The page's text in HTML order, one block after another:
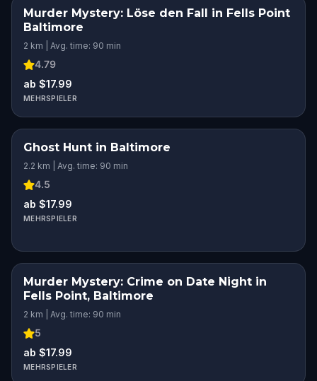
Murder Mystery: Löse den Fall in Fells Point
Baltimore
2 km | Avg. time: 90 min
4.79
ab $17.99
MEHRSPIELER
Ghost Hunt in Baltimore
2.2 km | Avg. time: 90 min
4.5
ab $17.99
MEHRSPIELER
Murder Mystery: Crime on Date Night in
Fells Point, Baltimore
2 km | Avg. time: 90 min
5
ab $17.99
MEHRSPIELER